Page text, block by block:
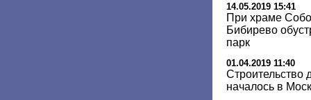
14.05.2019 15:41
При храме
Бибирево
парк
01.04.2019 11:40
Строительство
началось в